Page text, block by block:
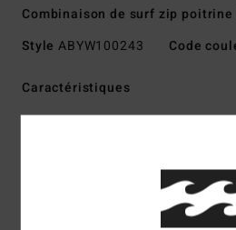
Combinaison de surf zip poitrine
Style ABYW100243 Code
Caractéristiques
Néoprène Superflex
Jersey Silicon Stretch
mousse